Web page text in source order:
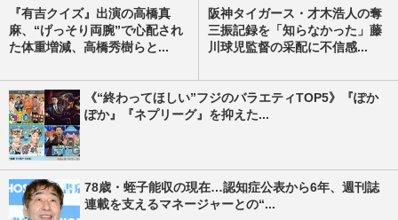
『有吉クイズ』出演の高橋真
麻、“げっそり両腕”で心配され
た体重増減、高橋秀樹らと...
阪神タイガース・才木浩人の奪
三振記録を「知らなかった」藤
川球児監督の采配に不信感...
《“終わってほしい”フジのバラエティTOP5》『ぽか
ぽか』『ネプリーグ』を抑えた...
78歳・蛭子能収の現在…認知症公表から6年、週刊誌
連載を支えるマネージャーとの“...